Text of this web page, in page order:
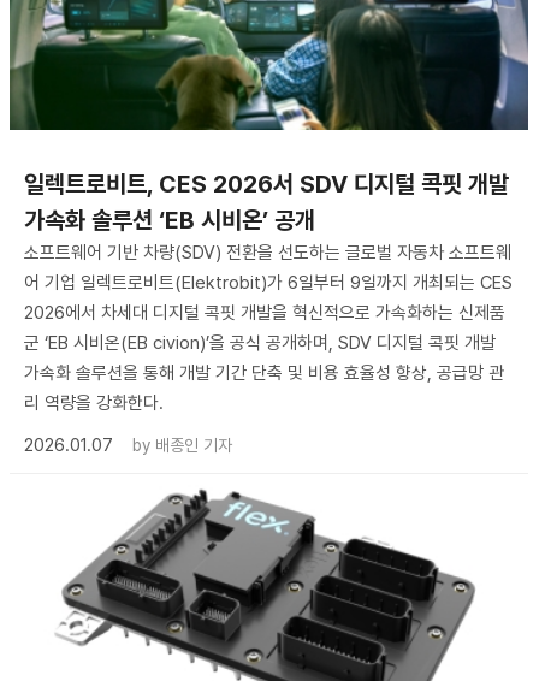
일렉트로비트, CES 2026서 SDV 디지털 콕핏 개발
가속화 솔루션 ‘EB 시비온’ 공개
소프트웨어 기반 차량(SDV) 전환을 선도하는 글로벌 자동차 소프트웨
어 기업 일렉트로비트(Elektrobit)가 6일부터 9일까지 개최되는 CES
2026에서 차세대 디지털 콕핏 개발을 혁신적으로 가속화하는 신제품
군 ‘EB 시비온(EB civion)’을 공식 공개하며, SDV 디지털 콕핏 개발
가속화 솔루션을 통해 개발 기간 단축 및 비용 효율성 향상, 공급망 관
리 역량을 강화한다.
2026.01.07
by 배종인 기자